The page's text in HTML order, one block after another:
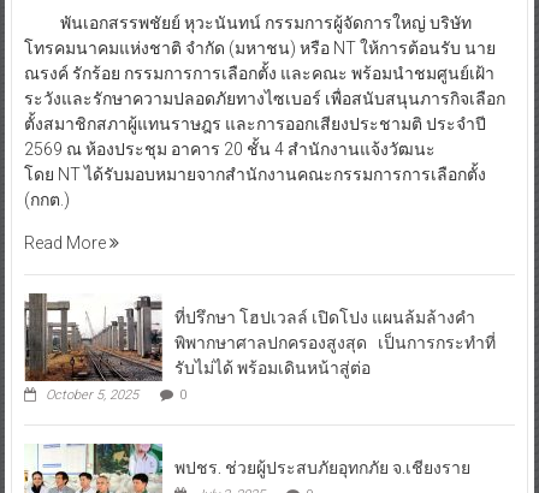
พันเอกสรรพชัยย์ หุวะนันทน์ กรรมการผู้จัดการใหญ่ บริษัท
โทรคมนาคมแห่งชาติ จำกัด (มหาชน) หรือ NT ให้การต้อนรับ นาย
ณรงค์ รักร้อย กรรมการการเลือกตั้ง และคณะ พร้อมนำชมศูนย์เฝ้า
ระวังและรักษาความปลอดภัยทางไซเบอร์ เพื่อสนับสนุนภารกิจเลือก
ตั้งสมาชิกสภาผู้แทนราษฎร และการออกเสียงประชามติ ประจำปี
2569 ณ ห้องประชุม อาคาร 20 ชั้น 4 สำนักงานแจ้งวัฒนะ
โดย NT ได้รับมอบหมายจากสำนักงานคณะกรรมการการเลือกตั้ง
(กกต.)
Read More
ที่ปรึกษา โฮปเวลล์ เปิดโปง แผนล้มล้างคำ
พิพากษาศาลปกครองสูงสุด เป็นการกระทำที่
รับไม่ได้ พร้อมเดินหน้าสู่ต่อ
October 5, 2025 0
พปชร. ช่วยผู้ประสบภัยอุทกภัย จ.เชียงราย